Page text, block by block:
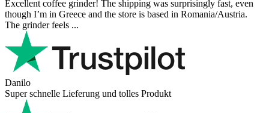
Feuer bei der Bestellung gemacht, welcher sofort korrigiert wurde.
Der Support ist w ...
Hanna
Def recommend! Even with the trust pilot results, I'm always a bit
scared ordering from websites I did not hear of before, but this one
is 100% solid ...